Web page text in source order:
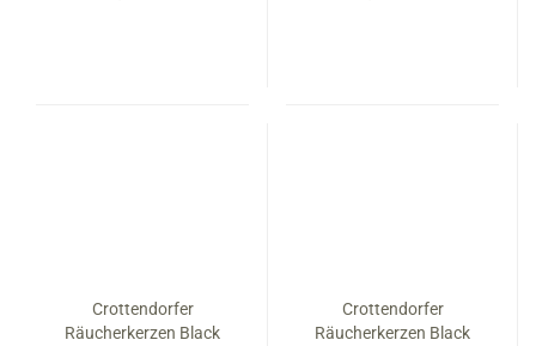
Crottendorfer
Räucherkerzen Black
Crottendorfer
Räucherkerzen Black